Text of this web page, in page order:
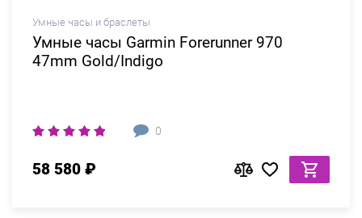
Умные часы и браслеты
Умные часы Garmin Forerunner 970
47mm Gold/Indigo
0
58 580 ₽